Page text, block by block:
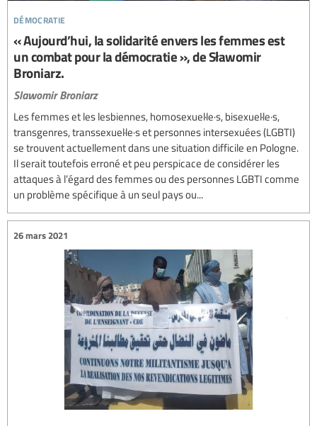
démocratie
« Aujourd’hui, la solidarité envers les femmes est
un combat pour la démocratie », de Sławomir
Broniarz.
Slawomir Broniarz
Les femmes et les lesbiennes, homosexuel·le·s, bisexuel·le·s,
transgenres, transsexuel·le·s et personnes intersexuées (LGBTI)
se trouvent actuellement dans une situation difficile en Pologne.
Il serait toutefois erroné et peu perspicace de considérer les
attaques à l’égard des femmes ou des personnes LGBTI comme
un problème spécifique à un seul pays ou...
26 mars 2021